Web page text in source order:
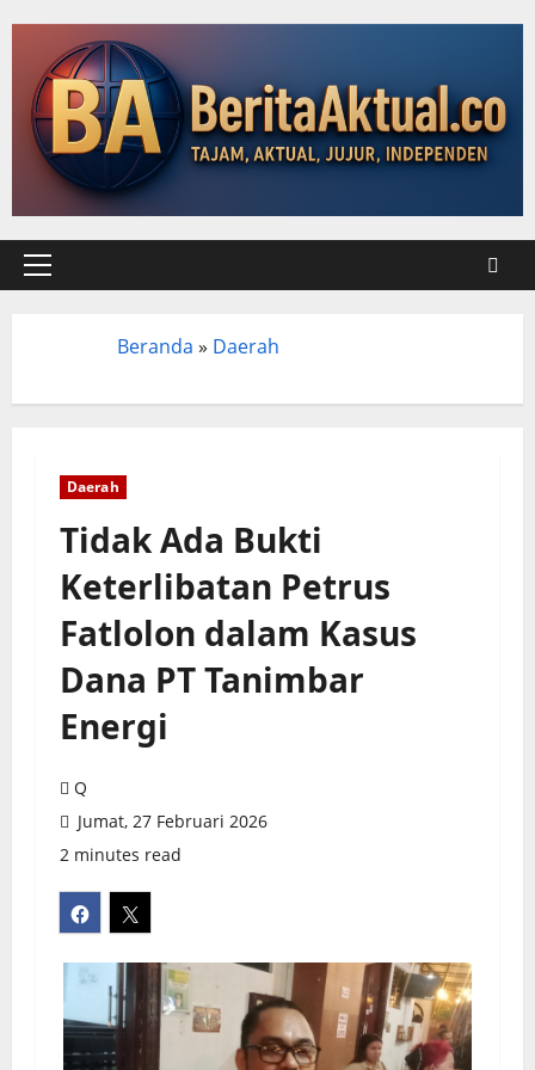
Beranda » Daerah
Daerah
Tidak Ada Bukti
Keterlibatan Petrus
Fatlolon dalam Kasus
Dana PT Tanimbar
Energi
Q
Jumat, 27 Februari 2026
2 minutes read